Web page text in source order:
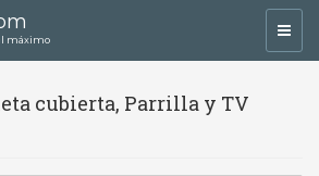
máximo
cubierta, Parrilla y TV